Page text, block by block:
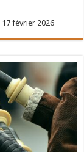
17 février 2026